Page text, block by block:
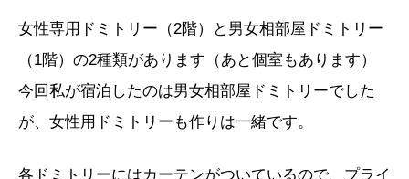
女性専用ドミトリー（2階）と男女相部屋ドミトリー
（1階）の2種類があります（あと個室もあります）
今回私が宿泊したのは男女相部屋ドミトリーでした
が、女性用ドミトリーも作りは一緒です。
各ドミトリーにはカーテンがついているので、プライ